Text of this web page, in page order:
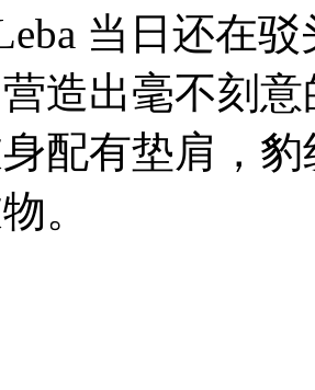
当日还在
造出毫不刻
配有垫肩，
。